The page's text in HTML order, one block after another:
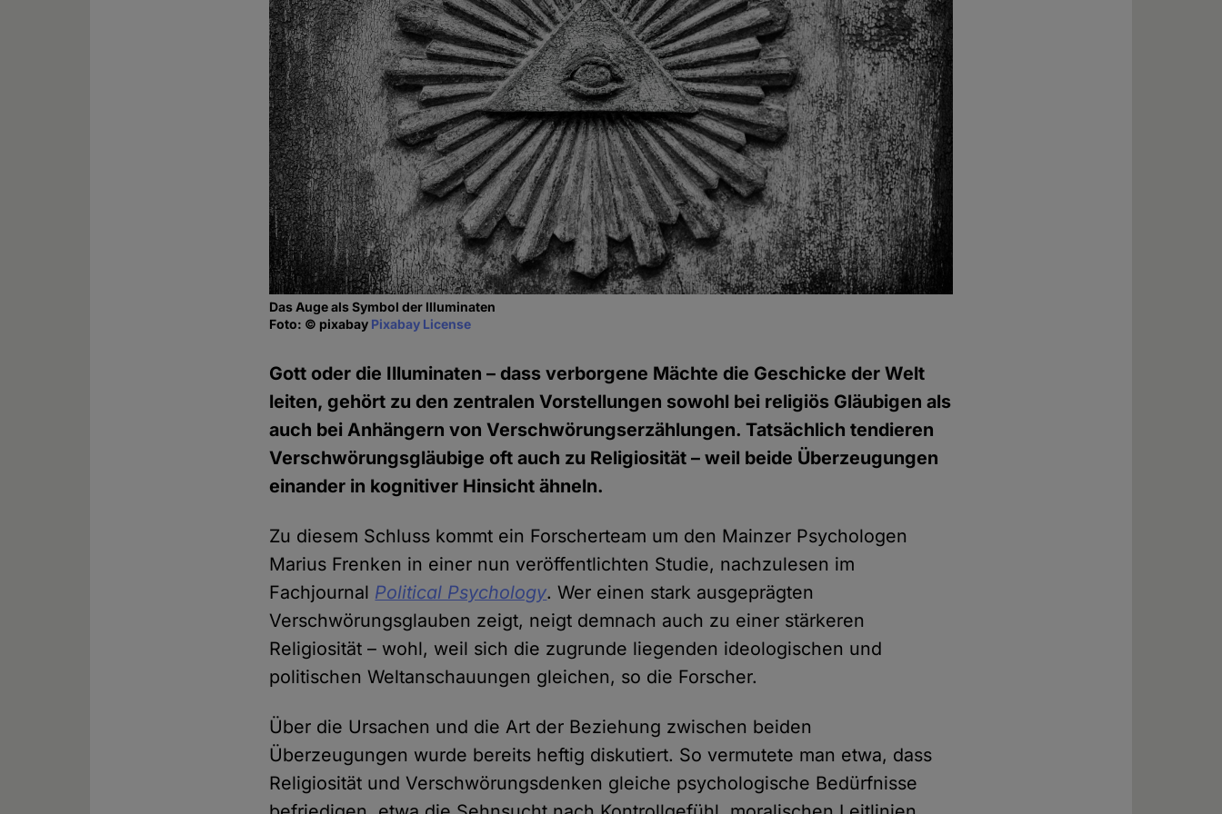
Das Auge als Symbol der Illuminaten
Foto: © pixabay Pixabay License
Gott oder die Illuminaten – dass verborgene Mächte die Geschicke der Welt
leiten, gehört zu den zentralen Vorstellungen sowohl bei religiös Gläubigen als
auch bei Anhängern von Verschwörungserzählungen. Tatsächlich tendieren
Verschwörungsgläubige oft auch zu Religiosität – weil beide Überzeugungen
einander in kognitiver Hinsicht ähneln.
Zu diesem Schluss kommt ein Forscherteam um den Mainzer Psychologen
Marius Frenken in einer nun veröffentlichten Studie, nachzulesen im
Fachjournal Political Psychology. Wer einen stark ausgeprägten
Verschwörungsglauben zeigt, neigt demnach auch zu einer stärkeren
Religiosität – wohl, weil sich die zugrunde liegenden ideologischen und
politischen Weltanschauungen gleichen, so die Forscher.
Über die Ursachen und die Art der Beziehung zwischen beiden
Überzeugungen wurde bereits heftig diskutiert. So vermutete man etwa, dass
Religiosität und Verschwörungsdenken gleiche psychologische Bedürfnisse